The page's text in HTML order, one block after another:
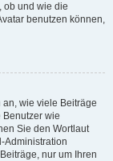
ob und wie die
benutzen können,
wie viele Beiträge
wie
Sie den Wortlaut
Administration
nur um Ihren